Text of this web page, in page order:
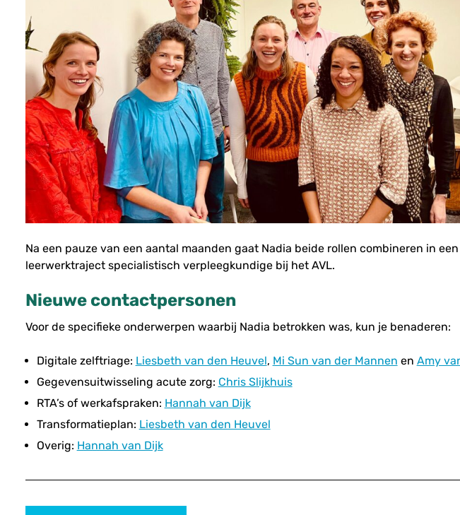
Na een pauze van een aantal maanden gaat Nadia beide rollen combineren in een
leerwerktraject specialistisch verpleegkundige bij het AVL.
Nieuwe contactpersonen
Voor de specifieke onderwerpen waarbij Nadia betrokken was, kun je benaderen:
Digitale zelftriage: Liesbeth van den Heuvel, Mi Sun van der Mannen en Amy
Gegevensuitwisseling acute zorg: Chris Slijkhuis
RTA’s of werkafspraken: Hannah van Dijk
Transformatieplan: Liesbeth van den Heuvel
Overig: Hannah van Dijk